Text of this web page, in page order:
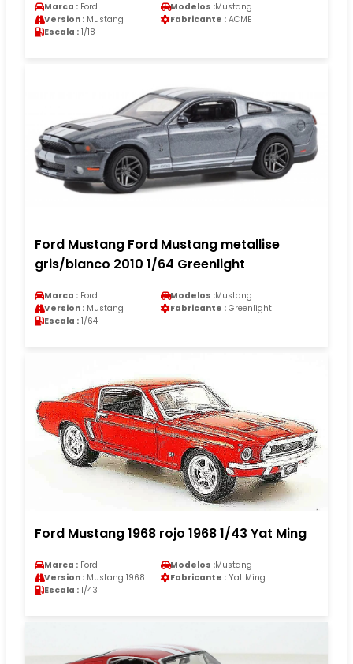
Marca : Ford Modelos :Mustang
Version : Mustang Fabricante : ACME
Escala : 1/18
Ford Mustang Ford Mustang metallise
gris/blanco 2010 1/64 Greenlight
Marca : Ford Modelos :Mustang
Version : Mustang Fabricante : Greenlight
Escala : 1/64
Ford Mustang 1968 rojo 1968 1/43 Yat Ming
Marca : Ford Modelos :Mustang
Version : Mustang 1968 Fabricante : Yat Ming
Escala : 1/43